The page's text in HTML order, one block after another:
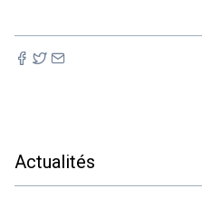
Actualités